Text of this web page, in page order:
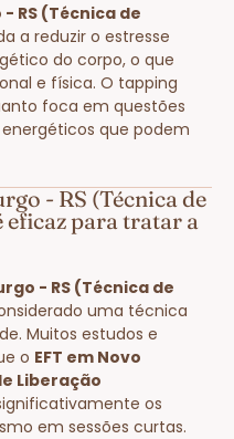
RS (Técnica de
a reduzir o estresse
do corpo, o que
e física. O tapping
foca em questões
que podem
- RS (Técnica de
para tratar a
- RS (Técnica de
uma técnica
Muitos estudos e
o EFT em Novo
Liberação
os
em sessões curtas.